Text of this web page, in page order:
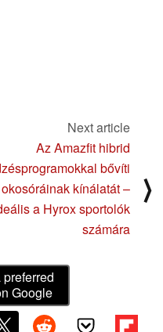
Next article
Az Amazfit hibrid
bővíti
okosóráinak kínálatát –
a Hyrox sportolók
számára
⟩
Google